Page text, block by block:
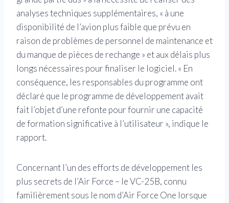
analyses techniques supplémentaires, « à une
disponibilité de l’avion plus faible que prévu en
raison de problèmes de personnel de maintenance et
du manque de pièces de rechange » et aux délais plus
longs nécessaires pour finaliser le logiciel. « En
conséquence, les responsables du programme ont
déclaré que le programme de développement avait
fait l’objet d’une refonte pour fournir une capacité
de formation significative à l’utilisateur », indique le
rapport.
Concernant l’un des efforts de développement les
plus secrets de l’Air Force – le VC-25B, connu
familièrement sous le nom d’Air Force One lorsque